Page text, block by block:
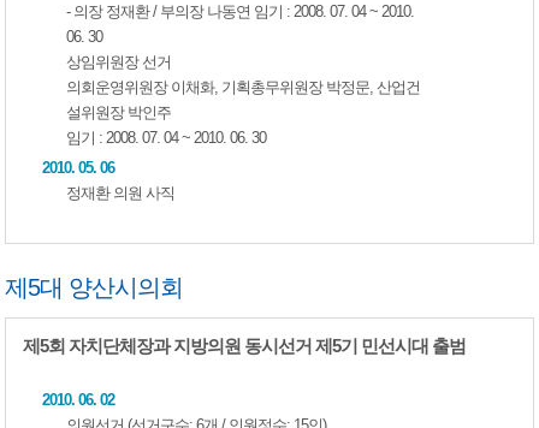
- 의장 정재환 / 부의장 나동연 임기 : 2008. 07. 04 ~ 2010.
06. 30
상임위원장 선거
의회운영위원장 이채화, 기획총무위원장 박정문, 산업건
설위원장 박인주
임기 : 2008. 07. 04 ~ 2010. 06. 30
2010. 05. 06
정재환 의원 사직
제5대 양산시의회
제5회 자치단체장과 지방의원 동시선거 제5기 민선시대 출범
2010. 06. 02